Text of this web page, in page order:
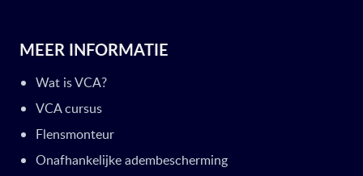
MEER INFORMATIE
Wat is VCA?
VCA cursus
Flensmonteur
Onafhankelijke adembescherming